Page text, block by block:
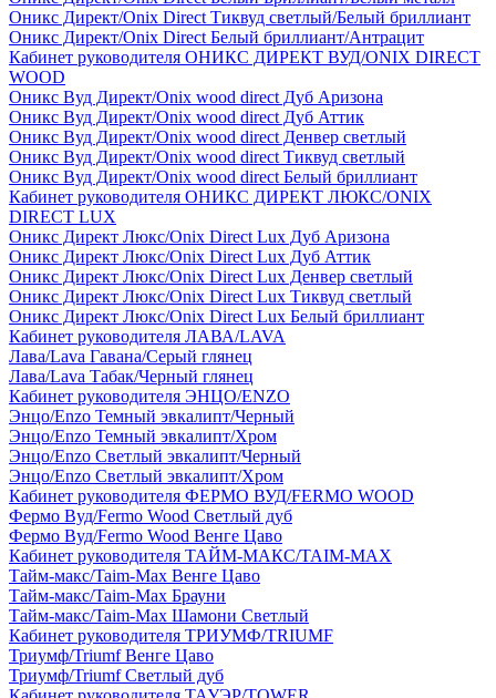
Оникс Директ/Onix Direct Тиквуд светлый/Белый бриллиант
Оникс Директ/Onix Direct Белый бриллиант/Антрацит
Кабинет руководителя ОНИКС ДИРЕКТ ВУД/ONIX DIRECT
WOOD
Оникс Вуд Директ/Onix wood direct Дуб Аризона
Оникс Вуд Директ/Onix wood direct Дуб Аттик
Оникс Вуд Директ/Onix wood direct Денвер светлый
Оникс Вуд Директ/Onix wood direct Тиквуд светлый
Оникс Вуд Директ/Onix wood direct Белый бриллиант
Кабинет руководителя ОНИКС ДИРЕКТ ЛЮКС/ONIX
DIRECT LUX
Оникс Директ Люкс/Onix Direct Lux Дуб Аризона
Оникс Директ Люкс/Onix Direct Lux Дуб Аттик
Оникс Директ Люкс/Onix Direct Lux Денвер светлый
Оникс Директ Люкс/Onix Direct Lux Тиквуд светлый
Оникс Директ Люкс/Onix Direct Lux Белый бриллиант
Кабинет руководителя ЛАВА/LAVA
Лава/Lava Гавана/Серый глянец
Лава/Lava Табак/Черный глянец
Кабинет руководителя ЭНЦО/ENZO
Энцо/Enzo Темный эвкалипт/Черный
Энцо/Enzo Темный эвкалипт/Хром
Энцо/Enzo Светлый эвкалипт/Черный
Энцо/Enzo Светлый эвкалипт/Хром
Кабинет руководителя ФЕРМО ВУД/FERMO WOOD
Фермо Вуд/Fermo Wood Светлый дуб
Фермо Вуд/Fermo Wood Венге Цаво
Кабинет руководителя ТАЙМ-МАКС/TAIM-MAX
Тайм-макс/Taim-Max Венге Цаво
Тайм-макс/Taim-Max Брауни
Тайм-макс/Taim-Max Шамони Светлый
Кабинет руководителя ТРИУМФ/TRIUMF
Триумф/Triumf Венге Цаво
Триумф/Triumf Светлый дуб